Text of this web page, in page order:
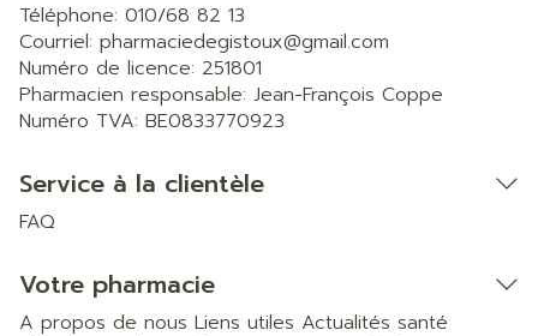
Téléphone: 010/68 82 13
Courriel: pharmaciedegistoux@gmail.com
Numéro de licence: 251801
Pharmacien responsable: Jean-François Coppe
Numéro TVA: BE0833770923
Service à la clientèle
FAQ
Votre pharmacie
A propos de nous Liens utiles Actualités santé